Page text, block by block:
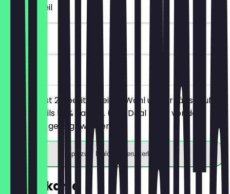
~8 € Vorteil
90 Tage
vor Ort
Du bestellst 2 Aperitifs deiner Wahl und erhältst auf
beide jeweils 50% Rabatt. (Der Deal muss vor der
Bestellung gezeigt werden)
App zum Einlösen herunterladen
Speisekarte